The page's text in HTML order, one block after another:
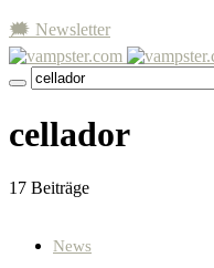
🗯 Newsletter
cellador
17 Beiträge
News